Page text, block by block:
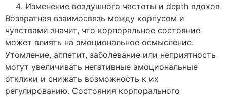
Изменение воздушного частоты и depth вдохов
Возвратная взаимосвязь между корпусом и
чувствами значит, что корпоральное состояние
может влиять на эмоциональное осмысление.
Утомление, аппетит, заболевание или неприятность
могут увеличивать негативные эмоциональные
отклики и снижать возможность к их
регулированию. Состояния корпорального